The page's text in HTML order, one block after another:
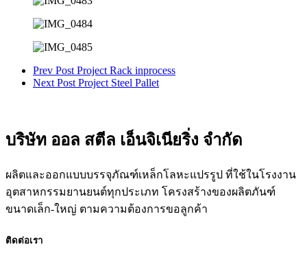
Prev Post Project Rack inprocess
Next Post Project Steel Pallet
บริษัท ออล สตีล เอ็นจิเนียริ่ง จำกัด
ผลิตและออกแบบบรรจุภัณฑ์เหล็กโลหะแปรรูป ที่ใช้ในโรงงาน
อุตสาหกรรมยานยนต์ทุกประเภท โครงสร้างของผลิตภันฑ์
ขนาดเล็ก-ใหญ่ ตามความต้องการขอลูกค้า
ติดต่อเรา